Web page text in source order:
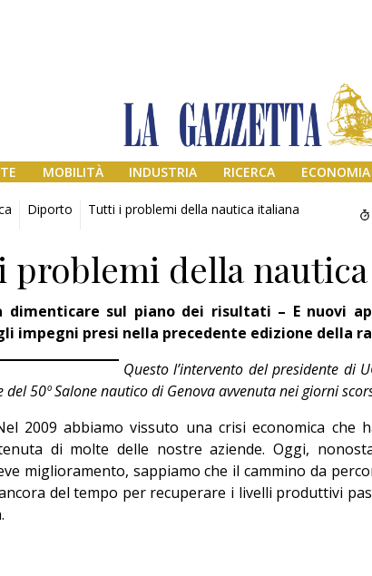
MOBILITÀ INDUSTRIA RICERCA ECONOMIA
Diporto Tutti i problemi della nautica italiana
problemi della
dimenticare sul piano dei risultati – E nuovi
impegni presi nella precedente edizione della
Questo l’intervento del presidente di
del 50º Salone nautico di Genova avvenuta nei giorni
2009 abbiamo vissuto una crisi economica che
di molte delle nostre aziende. Oggi,
miglioramento, sappiamo che il cammino da
del tempo per recuperare i livelli produttivi